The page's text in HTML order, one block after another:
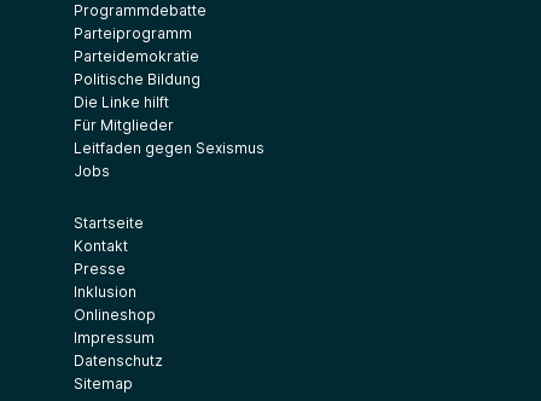
Programmdebatte
Parteiprogramm
Parteidemokratie
Politische Bildung
Die Linke hilft
Für Mitglieder
Leitfaden gegen Sexismus
Jobs
Startseite
Kontakt
Presse
Inklusion
Onlineshop
Impressum
Datenschutz
Sitemap